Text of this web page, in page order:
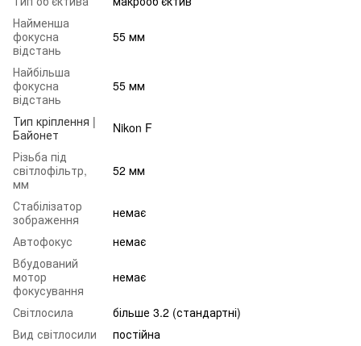
Найменша
фокусна
відстань
55 мм
Найбільша
фокусна
відстань
55 мм
Тип кріплення |
Байонет
Nikon F
Різьба під
світлофільтр,
мм
52 мм
Стабілізатор
зображення
немає
Автофокус
немає
Вбудований
мотор
фокусування
немає
Світлосила
більше 3.2 (стандартні)
Вид світлосили
постійна